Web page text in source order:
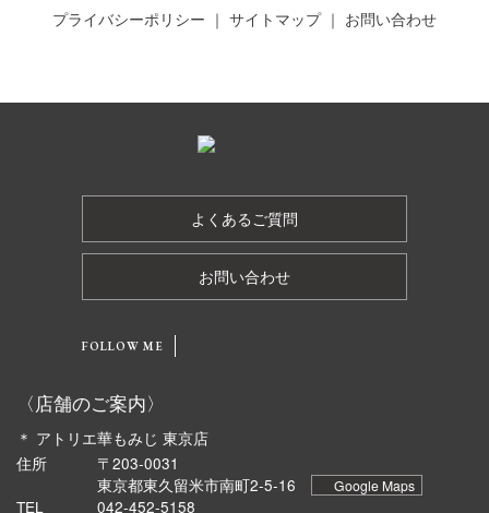
プライバシーポリシー
サイトマップ お問い合わせ
よくあるご質問
お問い合わせ
FOLLOW ME
〈店舗のご案内〉
＊ アトリエ華もみじ 東京店
住所
〒203-0031
東京都東久留米市南町2-5-16
Google Maps
TEL
042-452-5158